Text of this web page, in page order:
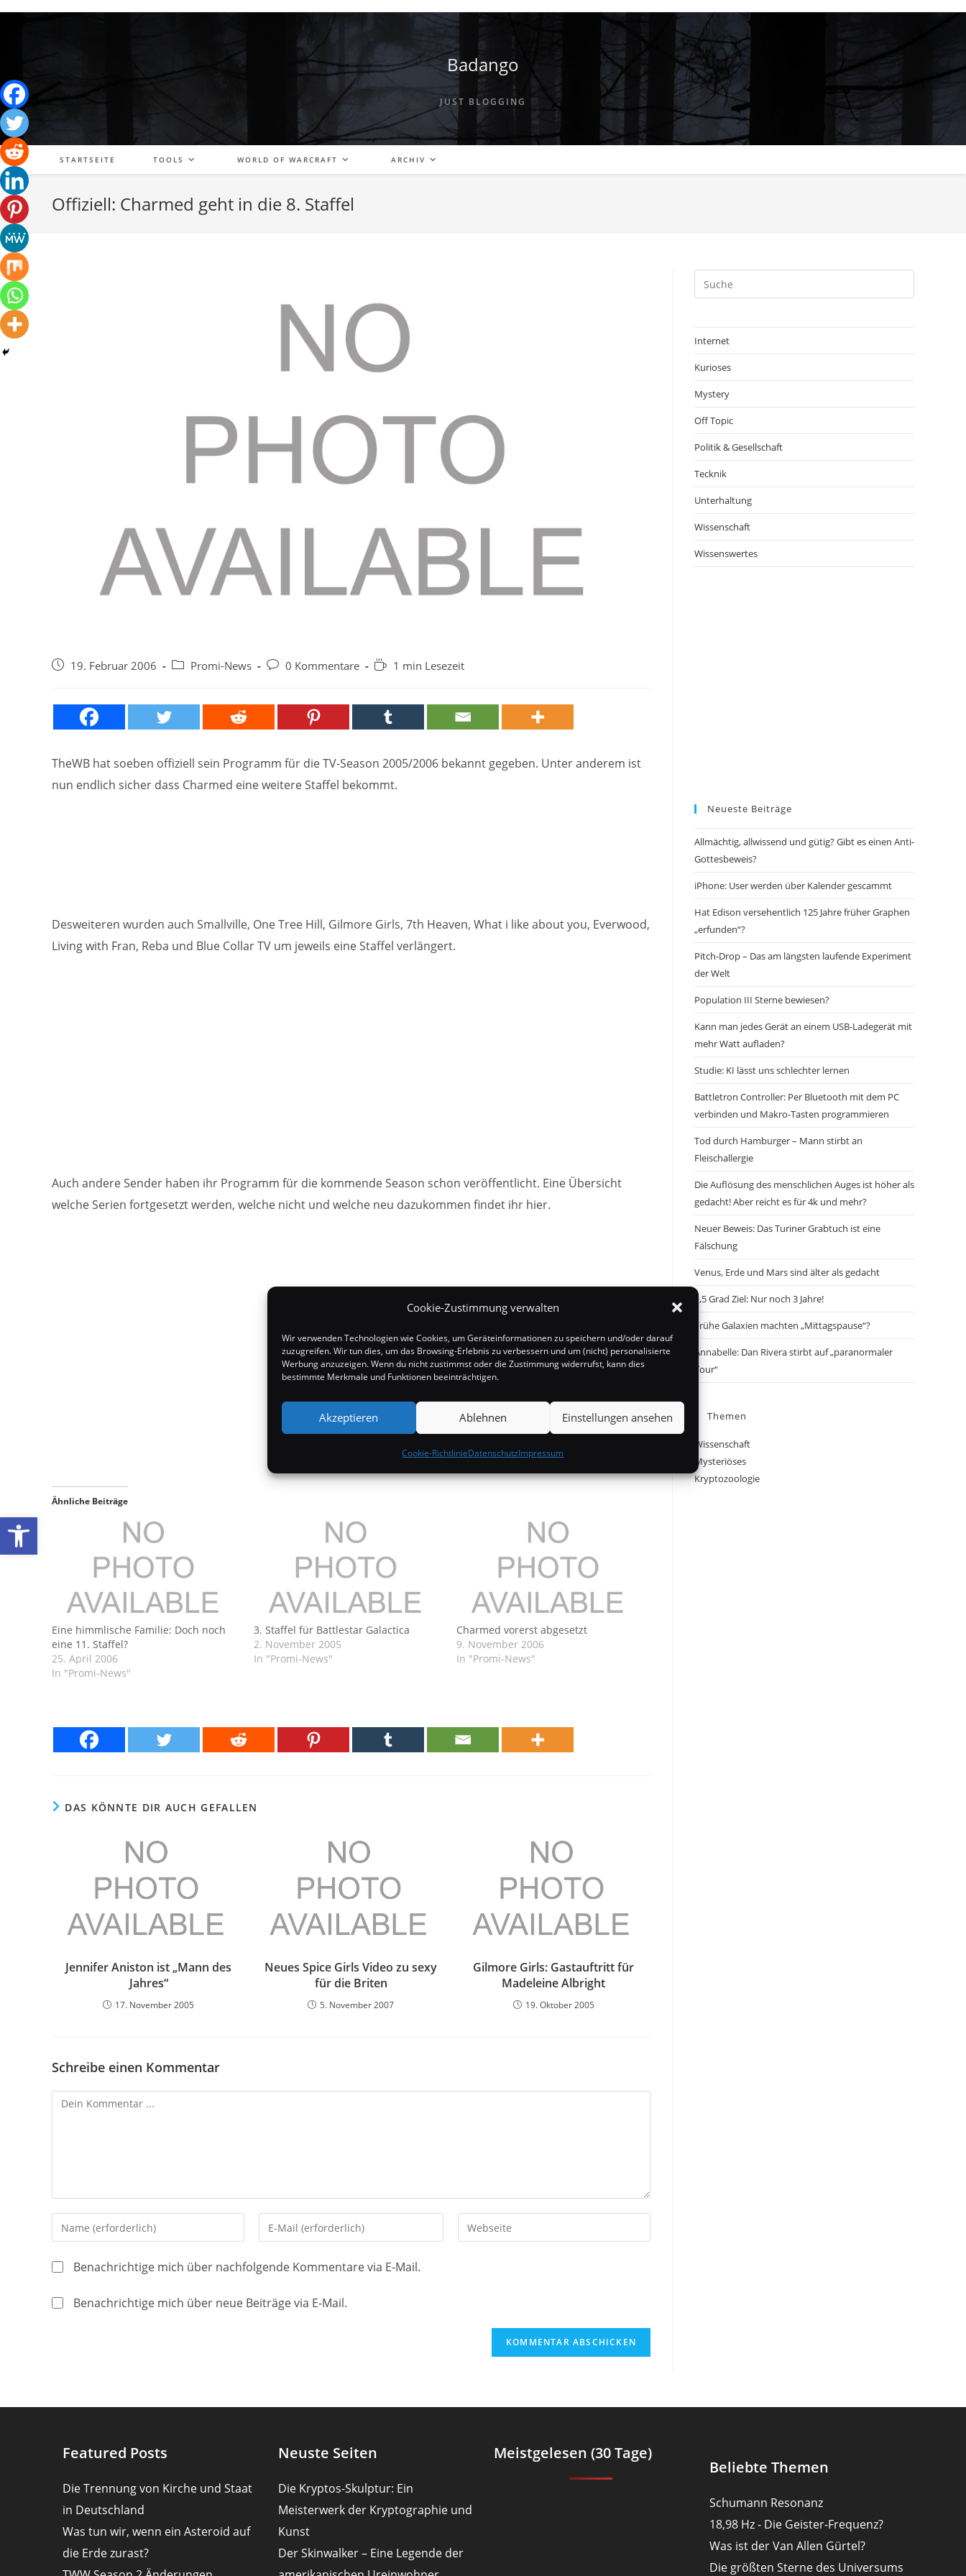
Werkzeugleiste öffnen
Cookie-Zustimmung verwalten
Wir verwenden Technologien wie Cookies, um Geräteinformationen zu speichern und/oder darauf
zuzugreifen. Wir tun dies, um das Browsing-Erlebnis zu verbessern und um (nicht) personalisierte
Werbung anzuzeigen. Wenn du nicht zustimmst oder die Zustimmung widerrufst, kann dies
bestimmte Merkmale und Funktionen beeinträchtigen.
Akzeptieren Ablehnen Einstellungen ansehen
Cookie-RichtlinieDatenschutzImpressum
Badango
JUST BLOGGING
STARTSEITE TOOLS WORLD OF WARCRAFT ARCHIV
Offiziell: Charmed geht in die 8. Staffel
Beitrag19. Februar 2006
Beitrags-
Promi-News
Beitrags-
0 Kommentare Lesedauer:
1 min Lesezeit
TheWB hat soeben offiziell sein Programm für die TV-Season 2005/2006 bekannt gegeben. Unter anderem ist
nun endlich sicher dass Charmed eine weitere Staffel bekommt.
Desweiteren wurden auch Smallville, One Tree Hill, Gilmore Girls, 7th Heaven, What i like about you, Everwood,
Living with Fran, Reba und Blue Collar TV um jeweils eine Staffel verlängert.
Auch andere Sender haben ihr Programm für die kommende Season schon veröffentlicht. Eine Übersicht
welche Serien fortgesetzt werden, welche nicht und welche neu dazukommen findet ihr hier.
Ähnliche Beiträge
Eine himmlische Familie: Doch noch
eine 11. Staffel?
25. April 2006
In "Promi-News"
3. Staffel für Battlestar Galactica
2. November 2005
In "Promi-News"
Charmed vorerst abgesetzt
9. November 2006
In "Promi-News"
DAS KÖNNTE DIR AUCH GEFALLEN
Jennifer Aniston ist „Mann des
Jahres“
17. November 2005
Neues Spice Girls Video zu sexy
für die Briten
5. November 2007
Gilmore Girls: Gastauftritt für
Madeleine Albright
19. Oktober 2005
Schreibe einen Kommentar
Kommentieren
Gib
deinen
Namen
Benutzernamen
Gib
deine
Mail-
Adresse
Gib
deine
Benachrichtige mich über nachfolgende Kommentare via E-Mail.
Benachrichtige mich über neue Beiträge via E-Mail.
Internet
Kurioses
Mystery
Off Topic
Politik & Gesellschaft
Tecknik
Unterhaltung
Wissenschaft
Wissenswertes
Neueste Beiträge
Allmächtig, allwissend und gütig? Gibt es einen Anti-
Gottesbeweis?
iPhone: User werden über Kalender gescammt
Hat Edison versehentlich 125 Jahre früher Graphen
„erfunden“?
Pitch-Drop – Das am längsten laufende Experiment
der Welt
Population III Sterne bewiesen?
Kann man jedes Gerät an einem USB-Ladegerät mit
mehr Watt aufladen?
Studie: KI lässt uns schlechter lernen
Battletron Controller: Per Bluetooth mit dem PC
verbinden und Makro-Tasten programmieren
Tod durch Hamburger – Mann stirbt an
Fleischallergie
Die Auflösung des menschlichen Auges ist höher als
gedacht! Aber reicht es für 4k und mehr?
Neuer Beweis: Das Turiner Grabtuch ist eine
Fälschung
Venus, Erde und Mars sind älter als gedacht
1,5 Grad Ziel: Nur noch 3 Jahre!
Frühe Galaxien machten „Mittagspause“?
Annabelle: Dan Rivera stirbt auf „paranormaler
Tour“
Themen
Wissenschaft
Mysteriöses
Kryptozoologie
Featured Posts
Die Trennung von Kirche und Staat
in Deutschland
Was tun wir, wenn ein Asteroid auf
die Erde zurast?
Neuste Seiten
Die Kryptos-Skulptur: Ein
Meisterwerk der Kryptographie und
Kunst
Der Skinwalker – Eine Legende der
Meistgelesen (30 Tage)
Beliebte Themen
Schumann Resonanz
18,98 Hz - Die Geister-Frequenz?
Was ist der Van Allen Gürtel?
Die größten Sterne des Universums